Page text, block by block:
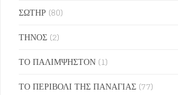
ΣΩΤΗΡ (80)
ΤΗΝΟΣ (2)
ΤΟ ΠΑΛΙΜΨΗΣΤΟΝ (1)
ΤΟ ΠΕΡΙΒΟΛΙ ΤΗΣ ΠΑΝΑΓΙΑΣ (77)